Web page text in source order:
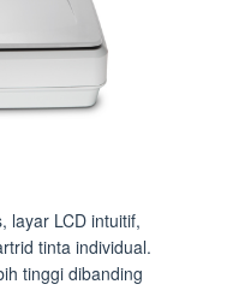
layar LCD intuitif,
tinta individual.
tinggi dibanding